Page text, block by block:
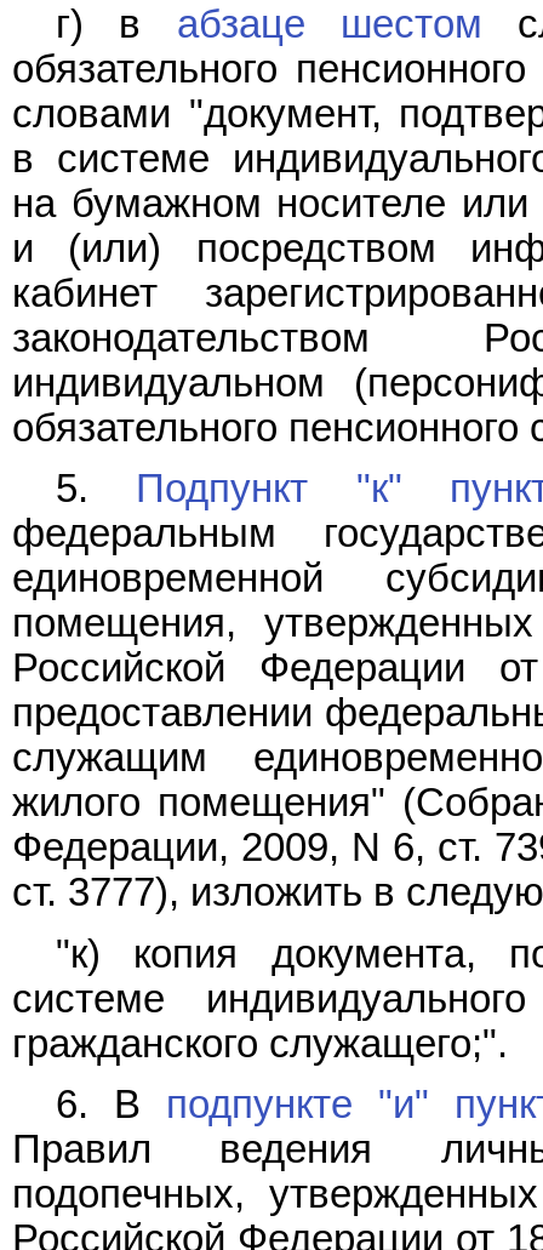
г) в абзаце шестом
обязательного
словами "документ,
в системе
на бумажном носителе или
и (или) посредством
кабинет
законодательством
индивидуальном
обязательного пенсионного
5. Подпункт "к"
федеральным
единовременной
помещения,
Российской
предоставлении
служащим
жилого помещения"
Федерации, 2009, N 6, ст.
ст. 3777), изложить в
"к) копия документа,
системе
гражданского служащего;".
6. В подпункте "и"
Правил ведения
подопечных,
Российской Федерации от